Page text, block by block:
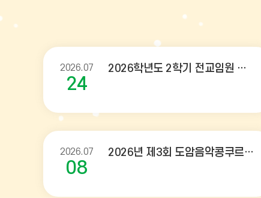
사
2026.07
24
2026학년도 2학기 전교임원 당선자 공고
2026.07
08
2026년 제3회 도암음악콩쿠르 안내